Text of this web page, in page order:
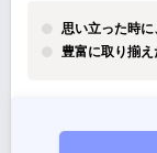
思い立った時
豊富に取り揃え